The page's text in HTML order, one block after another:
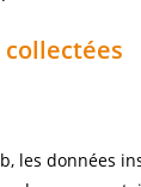
les données